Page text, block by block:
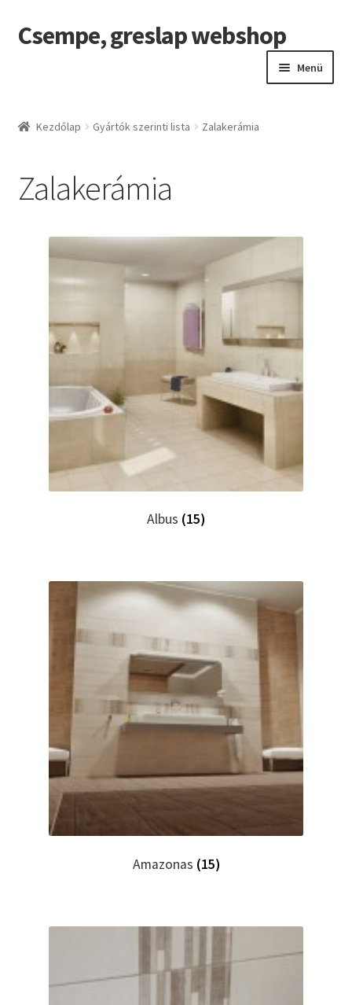
Ugrás
a
Kilépés
a
Csempe, greslap webshop
Menü
Ez egy minta oldal
Kezdőlap Gyártók szerinti lista Zalakerámia
Zalakerámia
Albus (15)
Amazonas (15)